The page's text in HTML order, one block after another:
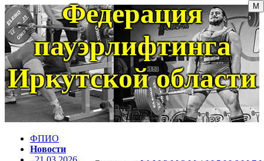
Федерация
пауэрлифтинга
Иркутской области
ФПИО
Новости